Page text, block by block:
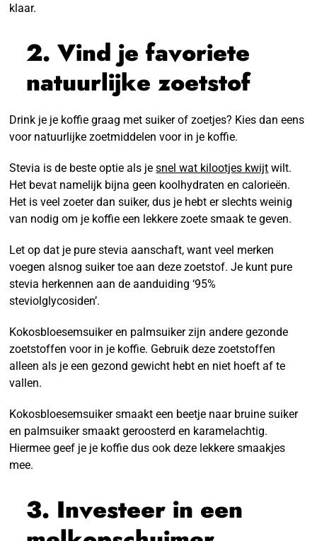
klaar.
2. Vind je favoriete
natuurlijke zoetstof
Drink je je koffie graag met suiker of zoetjes? Kies dan eens
voor natuurlijke zoetmiddelen voor in je koffie.
Stevia is de beste optie als jesnel wat kilootjes kwijt wilt.
Het bevat namelijk bijna geen koolhydraten en calorieën.
Het is veel zoeter dan suiker, dus je hebt er slechts weinig
van nodig om je koffie een lekkere zoete smaak te geven.
Let op dat je pure stevia aanschaft, want veel merken
voegen alsnog suiker toe aan deze zoetstof. Je kunt pure
stevia herkennen aan de aanduiding ‘95%
steviolglycosiden’.
Kokosbloesemsuiker en palmsuiker zijn andere gezonde
zoetstoffen voor in je koffie. Gebruik deze zoetstoffen
alleen als je een gezond gewicht hebt en niet hoeft af te
vallen.
Kokosbloesemsuiker smaakt een beetje naar bruine suiker
en palmsuiker smaakt geroosterd en karamelachtig.
Hiermee geef je je koffie dus ook deze lekkere smaakjes
mee.
3. Investeer in een